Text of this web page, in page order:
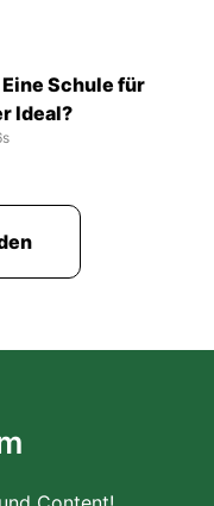
Schule für
Ideal?